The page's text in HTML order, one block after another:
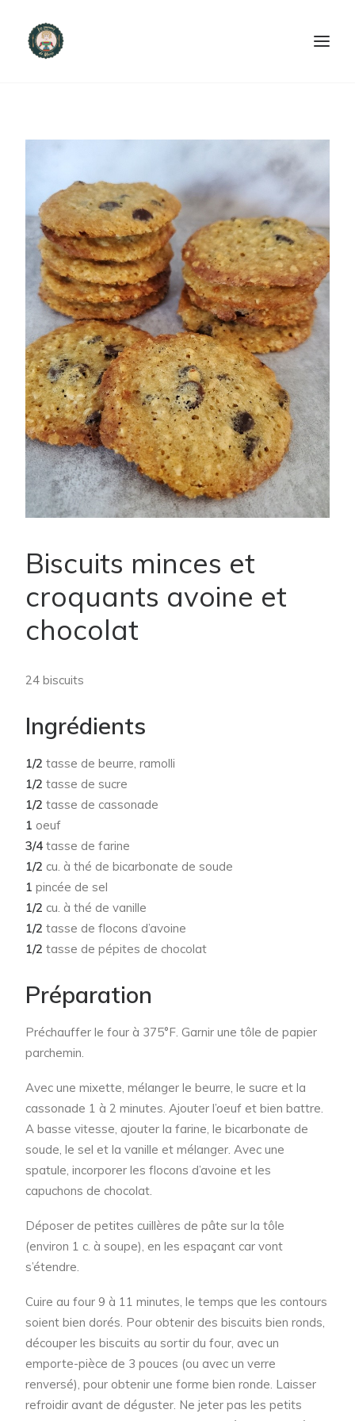
PRODUITS ET SERVICES
NOUS CONTACTER
RECETTES
FAQ
SEARCH
Biscuits minces et
croquants avoine et
chocolat
24 biscuits
Ingrédients
1/2 tasse de beurre, ramolli
1/2 tasse de sucre
1/2 tasse de cassonade
1 oeuf
3/4 tasse de farine
1/2 cu. à thé de bicarbonate de soude
1 pincée de sel
1/2 cu. à thé de vanille
1/2 tasse de flocons d’avoine
1/2 tasse de pépites de chocolat
Préparation
Préchauffer le four à 375°F. Garnir une tôle de papier
parchemin.
Avec une mixette, mélanger le beurre, le sucre et la
cassonade 1 à 2 minutes. Ajouter l’oeuf et bien battre.
A basse vitesse, ajouter la farine, le bicarbonate de
soude, le sel et la vanille et mélanger. Avec une
spatule, incorporer les flocons d’avoine et les
capuchons de chocolat.
Déposer de petites cuillères de pâte sur la tôle
(environ 1 c. à soupe), en les espaçant car vont
s’étendre.
Cuire au four 9 à 11 minutes, le temps que les contours
soient bien dorés. Pour obtenir des biscuits bien ronds,
découper les biscuits au sortir du four, avec un
emporte-pièce de 3 pouces (ou avec un verre
renversé), pour obtenir une forme bien ronde. Laisser
refroidir avant de déguster. Ne jeter pas les petits